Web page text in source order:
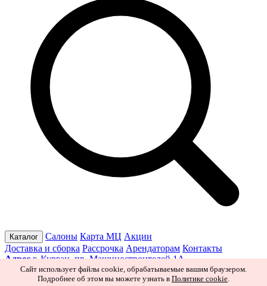
Каталог Салоны Карта МЦ Акции
Доставка и сборка Рассрочка Арендаторам Контакты
Адрес г. Курган, пр. Машиностроителей 1А
Режим работы Пн–Пт 10:00–19:30 Сб 10:00–19:00 Вс 10:00–
Сайт использует файлы cookie, обрабатываемые вашим браузером.
Подробнее об этом вы можете узнать в Политике cookie.